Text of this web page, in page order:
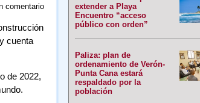
comentario
cuenta
de 2022,
extender a Playa
Encuentro “acceso
público con orden”
Paliza: plan de
ordenamiento de Verón-
Punta Cana estará
respaldado por la
población